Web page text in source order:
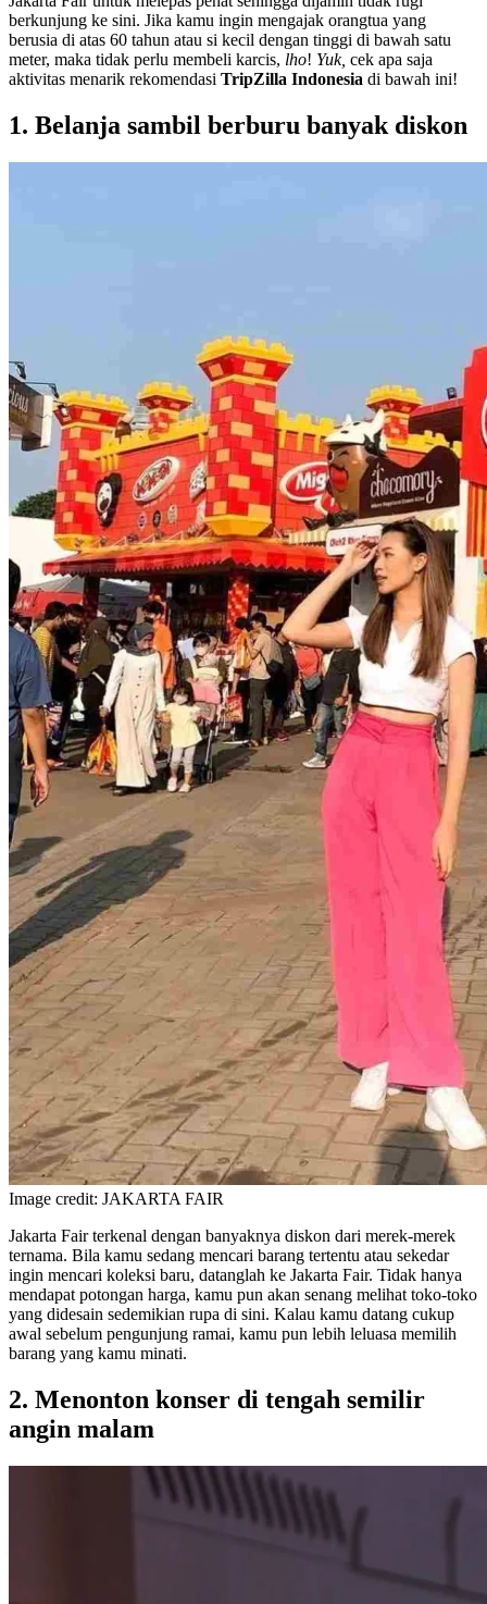
berkunjung ke sini. Jika kamu ingin mengajak orangtua yang
berusia di atas 60 tahun atau si kecil dengan tinggi di bawah satu
meter, maka tidak perlu membeli karcis, lho! Yuk, cek apa saja
aktivitas menarik rekomendasi TripZilla Indonesia di bawah ini!
1. Belanja sambil berburu banyak diskon
Image credit: JAKARTA FAIR
Jakarta Fair terkenal dengan banyaknya diskon dari merek-merek
ternama. Bila kamu sedang mencari barang tertentu atau sekedar
ingin mencari koleksi baru, datanglah ke Jakarta Fair. Tidak hanya
mendapat potongan harga, kamu pun akan senang melihat toko-toko
yang didesain sedemikian rupa di sini. Kalau kamu datang cukup
awal sebelum pengunjung ramai, kamu pun lebih leluasa memilih
barang yang kamu minati.
2. Menonton konser di tengah semilir
angin malam